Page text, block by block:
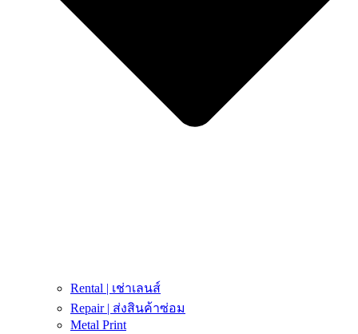
Rental | เช่าเลนส์
Repair | ส่งสินค้าซ่อม
Metal Print